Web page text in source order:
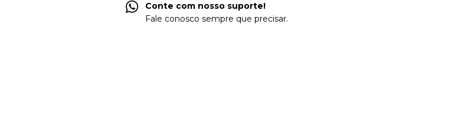
Conte com nosso suporte!
Fale conosco sempre que precisar.